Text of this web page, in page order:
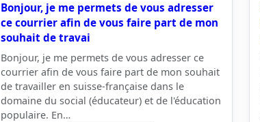
Bonjour, je me permets de vous adresser
ce courrier afin de vous faire part de mon
souhait de travai
Bonjour, je me permets de vous adresser ce
courrier afin de vous faire part de mon souhait
de travailler en suisse-française dans le
domaine du social (éducateur) et de l'éducation
populaire. En…